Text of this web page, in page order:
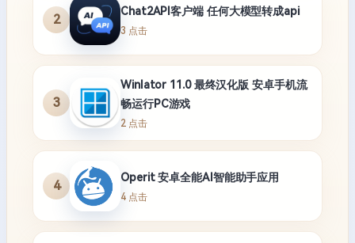
2
Chat2API客户端 任何大模型转成api
3 点击
3
Winlator 11.0 最终汉化版 安卓手机流
畅运行PC游戏
2 点击
4
Operit 安卓全能AI智能助手应用
4 点击